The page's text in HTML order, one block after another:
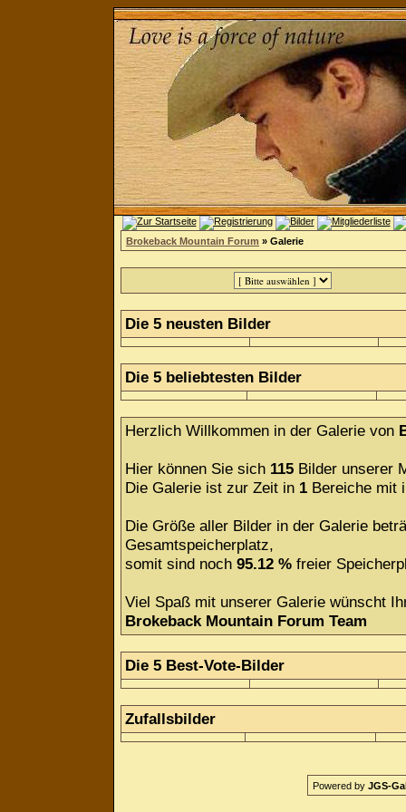
Brokeback Mountain Forum » Galerie
Die 5 neusten Bilder
Die 5 beliebtesten Bilder
Herzlich Willkommen in der Galerie von
Hier können Sie sich 115 Bilder unserer
Die Galerie ist zur Zeit in 1 Bereiche mit
Die Größe aller Bilder in der Galerie
Gesamtspeicherplatz,
somit sind noch 95.12 % freier
Viel Spaß mit unserer Galerie wünscht
Brokeback Mountain Forum Team
Die 5 Best-Vote-Bilder
Zufallsbilder
Powered by JGS-